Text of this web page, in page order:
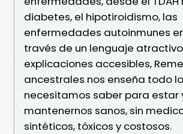
diabetes, el hipotiroidismo, las
enfermedades autoinmunes
través de un lenguaje
explicaciones accesibles,
ancestrales nos enseña todo
necesitamos saber para estar
mantenernos sanos, sin
sintéticos, tóxicos y costosos.